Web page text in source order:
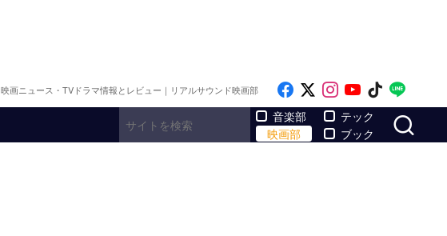
映画ニュース・TVドラマ情報とレビュー｜リアルサウンド映画部 Like on Facebook
Follow on x
Follow on
Follow on
Follow
音楽部
映画部
テック
ブック